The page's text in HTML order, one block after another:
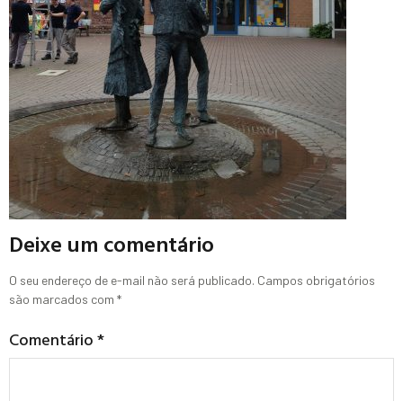
Deixe um comentário
O seu endereço de e-mail não será publicado. Campos obrigatórios
são marcados com *
Comentário*